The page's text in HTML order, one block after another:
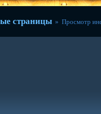
страницы » Просмотр